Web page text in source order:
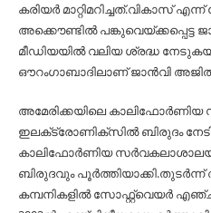
കരിയർ മാറ്റിമറിച്ചത്.വികാസ്
അക്കൌണ്ടില്‍
മീഡിയയില്‍ വലിയ ശ്രദ്ധ
ഔറംഗാബാദിലാണ് ജാൻവി അജിത്
അമേരിക്കയിലെ
ഇലക്‌ട്രോണിക്സില്‍ ബിരുദം
കാലിഫോർണിയ
ബിരുദവും പൂർത്തിയാക്കി.തുടർന്ന്
കമ്പനികളില്‍ സോഫ്റ്റ്‌വെയർ